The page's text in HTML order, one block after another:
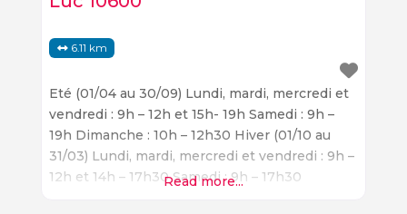
6.11 km
Eté (01/04 au 30/09) Lundi, mardi, mercredi et
vendredi : 9h – 12h et 15h- 19h Samedi : 9h –
19h Dimanche : 10h – 12h30 Hiver (01/10 au
31/03) Lundi, mardi, mercredi et vendredi : 9h –
12h et 14h – 17h30 Samedi : 9h – 17h30
Read more...